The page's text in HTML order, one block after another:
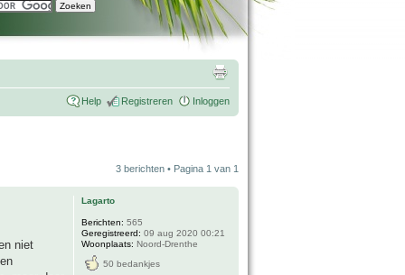
Help Registreren Inloggen
3 berichten • Pagina 1 van 1
niet
Lagarto
Berichten: 565
Geregistreerd: 09 aug 2020 00:21
Woonplaats: Noord-Drenthe
50 bedankjes